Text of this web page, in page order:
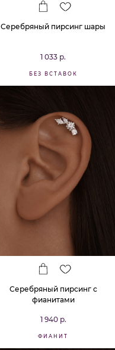
Серебряный пирсинг шары
1 033 р.
БЕЗ ВСТАВОК
Серебряный пирсинг с
фианитами
1 940 р.
ФИАНИТ